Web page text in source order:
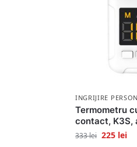
INGRIJIRE
Termometru
contact, K3S,
333lei 225 lei